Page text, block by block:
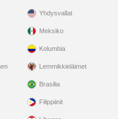
Yhdysvallat
Meksiko
Kolumbia
Lemmikkieläimet
Brasilia
Filippiinit